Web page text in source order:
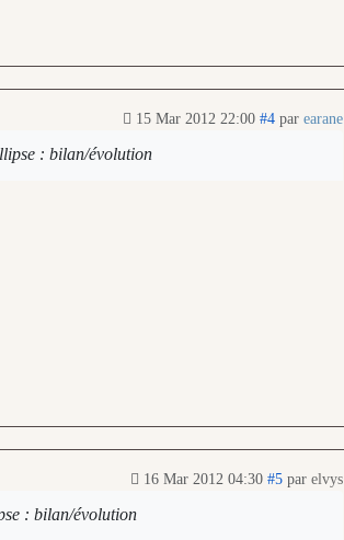
15 Mar 2012 22:00 #4 par earane
: bilan/évolution
16 Mar 2012 04:30 #5 par elvys
: bilan/évolution